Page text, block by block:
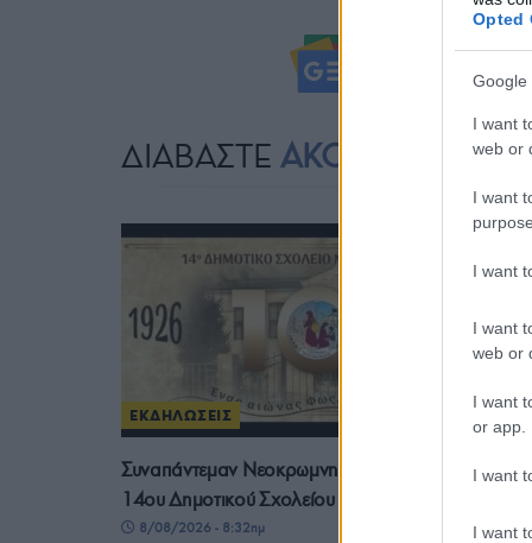
Opted
Google
I want
web or
I want
I want
I want
web or
I want
or app.
I want
I want
ΔΙΑΒΑΣΤΕ ΑΚΟΜΗ
ΕΚΔΗΛΩΣΕΙΣ
Συναπάντεμαν Νεοκρωμνητών και μαθητών του
14ου Δημοτικού Σχολείου Δράμας
8/08/2026 - 8:32πμ